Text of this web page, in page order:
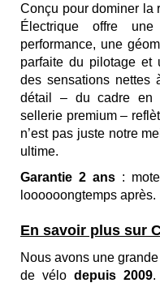
Conçu pour dominer la
Électrique offre une
performance, une
parfaite du pilotage et
des sensations nettes
détail – du cadre en
sellerie premium –
n’est pas juste notre
ultime.
Garantie 2 ans :
loooooongtemps après.
En savoir plus sur
Nous avons une
de vélo depuis 2009.